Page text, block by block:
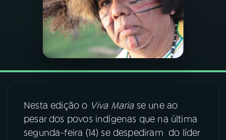
PODCASTS
VIDEOCASTS
FESTIVAL DE MÚSICA
Nesta edição o Viva Mariase une ao
pesar dos povos indígenas que na última
segunda-feira (14) se despediram do líder